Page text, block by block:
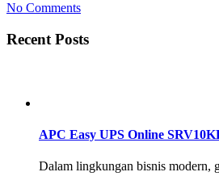
No Comments
Recent Posts
APC Easy UPS Online
Dalam lingkungan bisnis modern,